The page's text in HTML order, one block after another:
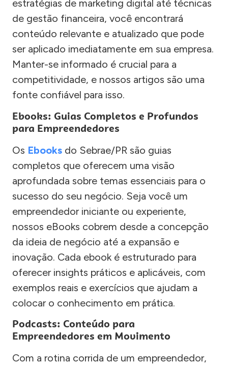
estratégias de marketing digital até técnicas
de gestão financeira, você encontrará
conteúdo relevante e atualizado que pode
ser aplicado imediatamente em sua empresa.
Manter-se informado é crucial para a
competitividade, e nossos artigos são uma
fonte confiável para isso.
Ebooks: Guias Completos e Profundos
para Empreendedores
Os Ebooks do Sebrae/PR são guias
completos que oferecem uma visão
aprofundada sobre temas essenciais para o
sucesso do seu negócio. Seja você um
empreendedor iniciante ou experiente,
nossos eBooks cobrem desde a concepção
da ideia de negócio até a expansão e
inovação. Cada ebook é estruturado para
oferecer insights práticos e aplicáveis, com
exemplos reais e exercícios que ajudam a
colocar o conhecimento em prática.
Podcasts: Conteúdo para
Empreendedores em Movimento
Com a rotina corrida de um empreendedor,